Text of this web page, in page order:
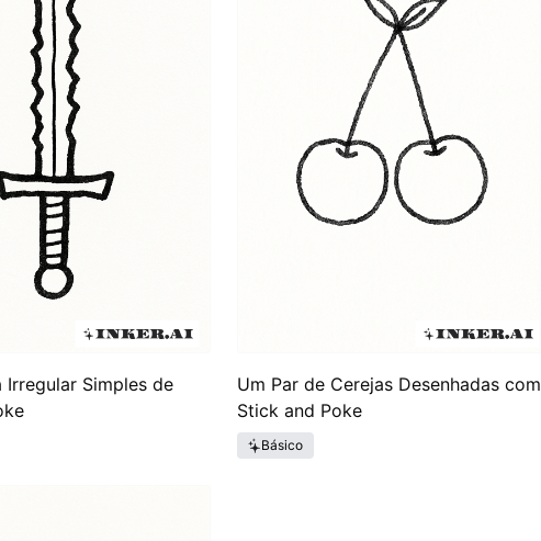
Irregular Simples de
Um Par de Cerejas Desenhadas com
Stick and Poke
Básico